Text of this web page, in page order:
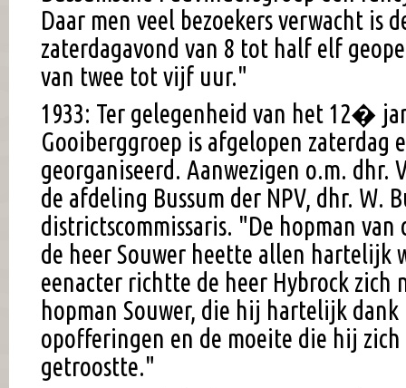
Daar men veel bezoekers verwacht is
zaterdagavond van 8 tot half elf
van twee tot vijf uur."
1933: Ter gelegenheid van het 12�
Gooiberggroep is afgelopen zaterdag
georganiseerd. Aanwezigen o.m. dhr.
de afdeling Bussum der NPV, dhr. W.
districtscommissaris. "De hopman
de heer Souwer heette allen hartelijk
eenacter richtte de heer Hybrock zich
hopman Souwer, die hij hartelijk
opofferingen en de moeite die hij
getroostte."